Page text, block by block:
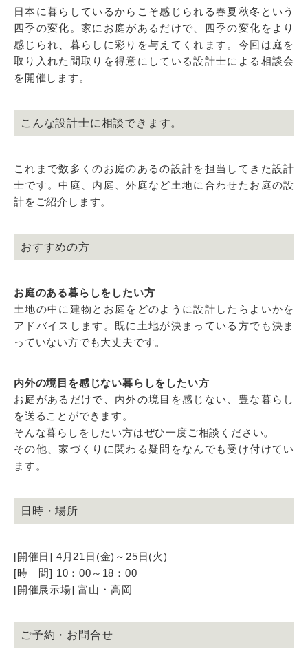
日本に暮らしているからこそ感じられる春夏秋冬という
四季の変化。家にお庭があるだけで、四季の変化をより
感じられ、暮らしに彩りを与えてくれます。今回は庭を
取り入れた間取りを得意にしている設計士による相談会
を開催します。
こんな設計士に相談できます。
これまで数多くのお庭のあるの設計を担当してきた設計
士です。中庭、内庭、外庭など土地に合わせたお庭の設
計をご紹介します。
おすすめの方
お庭のある暮らしをしたい方
土地の中に建物とお庭をどのように設計したらよいかを
アドバイスします。既に土地が決まっている方でも決ま
っていない方でも大丈夫です。
内外の境目を感じない暮らしをしたい方
お庭があるだけで、内外の境目を感じない、豊な暮らし
を送ることができます。
そんな暮らしをしたい方はぜひ一度ご相談ください。
その他、家づくりに関わる疑問をなんでも受け付けてい
ます。
日時・場所
[開催日] 4月21日(金)～25日(火)
[時 間] 10：00～18：00
[開催展示場] 富山・高岡
ご予約・お問合せ